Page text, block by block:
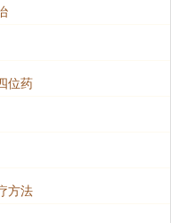
位药
方法